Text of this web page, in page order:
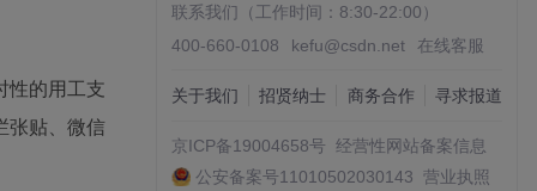
性的用工支
张贴、微信
联系我们（工作时间：8:30-22:00）
400-660-0108
kefu@csdn.net 在线客服
关于我们 招贤纳士 商务合作 寻求报道
京ICP备19004658号 经营性网站备案信息
公安备案号11010502030143 营业执照